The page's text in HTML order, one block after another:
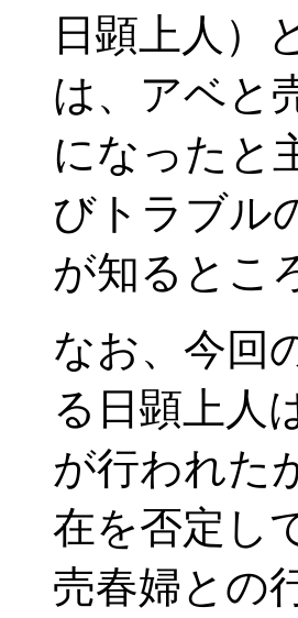
日顕上人）
は、アベと
になったと
びトラブル
が知るとこ
なお、今回
る日顕上人
が行われた
在を否定し
売春婦との